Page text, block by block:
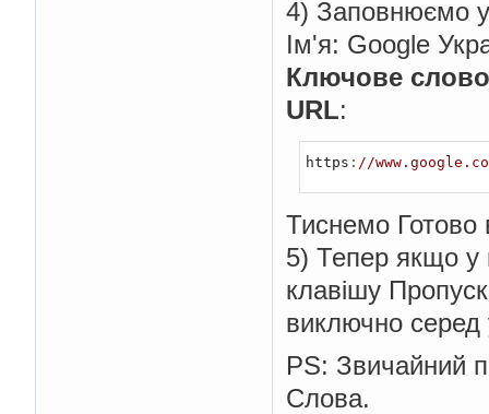
4) Заповнюємо
Ім'я: Google
Ключове слово
URL:
https : //
Тиснемо
5) Тепер якщо у
клавішу
виключно серед
PS: Звичайний
Слова.